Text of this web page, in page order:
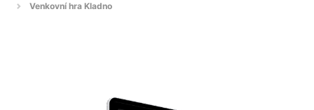
Venkovní hra Kladno